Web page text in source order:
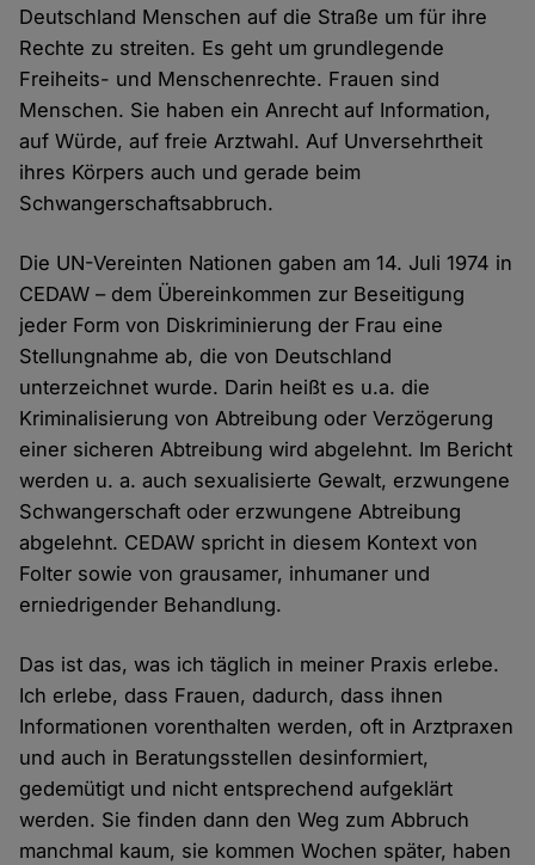
Deutschland Menschen auf die Straße um für ihre
Rechte zu streiten. Es geht um grundlegende
Freiheits- und Menschenrechte. Frauen sind
Menschen. Sie haben ein Anrecht auf Information,
auf Würde, auf freie Arztwahl. Auf Unversehrtheit
ihres Körpers auch und gerade beim
Schwangerschaftsabbruch.
Die UN-Vereinten Nationen gaben am 14. Juli 1974 in
CEDAW – dem Übereinkommen zur Beseitigung
jeder Form von Diskriminierung der Frau eine
Stellungnahme ab, die von Deutschland
unterzeichnet wurde. Darin heißt es u.a. die
Kriminalisierung von Abtreibung oder Verzögerung
einer sicheren Abtreibung wird abgelehnt. Im Bericht
werden u. a. auch sexualisierte Gewalt, erzwungene
Schwangerschaft oder erzwungene Abtreibung
abgelehnt. CEDAW spricht in diesem Kontext von
Folter sowie von grausamer, inhumaner und
erniedrigender Behandlung.
Das ist das, was ich täglich in meiner Praxis erlebe.
Ich erlebe, dass Frauen, dadurch, dass ihnen
Informationen vorenthalten werden, oft in Arztpraxen
und auch in Beratungsstellen desinformiert,
gedemütigt und nicht entsprechend aufgeklärt
werden. Sie finden dann den Weg zum Abbruch
manchmal kaum, sie kommen Wochen später, haben